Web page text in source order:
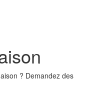
? Demandez des